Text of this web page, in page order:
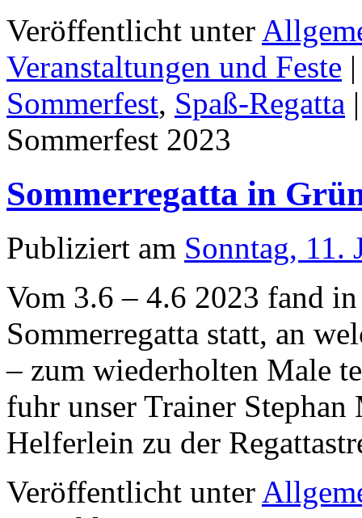
Veröffentlicht unter
Veranstaltungen und Feste |
Sommerfest, Spaß-Regatta |
Sommerfest 2023
Sommerregatta in
Publiziert am Sonntag, 11.
Vom 3.6 – 4.6 2023 fand
Sommerregatta statt, an
– zum wiederholten Male
fuhr unser Trainer
Helferlein zu der
Veröffentlicht unter